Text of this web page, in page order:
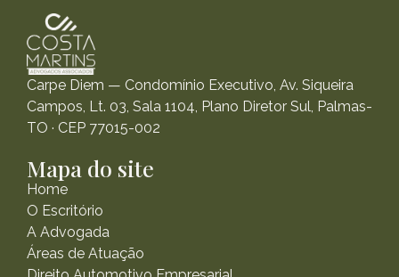
Carpe Diem — Condomínio Executivo, Av. Siqueira
Campos, Lt. 03, Sala 1104, Plano Diretor Sul, Palmas-
TO · CEP 77015-002
Mapa do site
Home
O Escritório
A Advogada
Áreas de Atuação